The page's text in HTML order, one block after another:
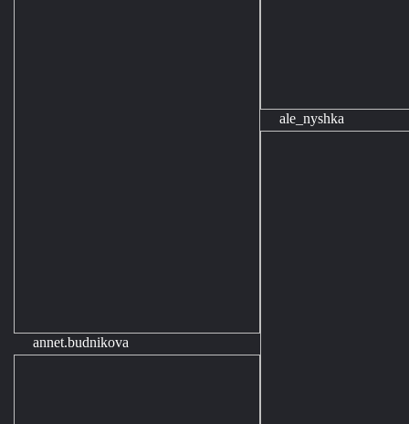
annet.budnikova
ale_nyshka